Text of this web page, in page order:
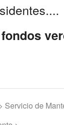
Servicio de